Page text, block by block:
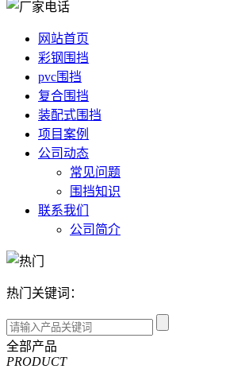
网站首页
彩钢围挡
pvc围挡
复合围挡
装配式围挡
项目案例
公司动态
常见问题
围挡知识
联系我们
公司简介
热门关键词：
全部产品
PRODUCT